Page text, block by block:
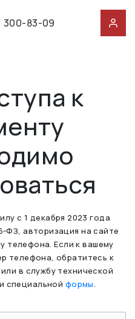
300-83-09
к
с 1 декабря 2023 года
ФЗ, авторизация на сайте
телефона. Если к вашему
телефона, обратитесь к
в службу технической
специальной формы.